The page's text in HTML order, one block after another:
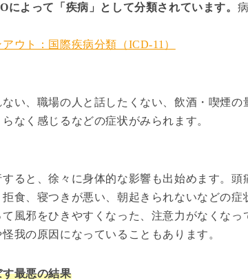
によって「疾病」として分類されています。
ウト：国際疾病分類（ICD-11）
い、職場の人と話したくない、飲酒・喫煙の
なく感じるなどの症状がみられます。
ると、徐々に身体的な影響も出始めます。頭
食、寝つきが悪い、朝起きられないなどの症
風邪をひきやすくなった、注意力がなくな
我の原因になっていることもあります。
最悪の結果